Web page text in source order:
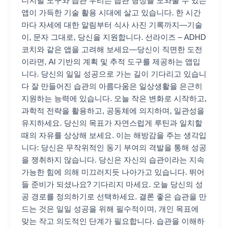
앱이 가득한 기술 활용 시대에 살고 있습니다. 한 시간
마다 자세에 대한 알림부터 식사 사진 기록까지—기술
이, 문자 그대로, 당신을 지원합니다. 선라이즈 – ADHD
코치와 같은 앱을 고려해 보세요—당신이 직면한 도전
이라면, AI 기반의 계획 및 추적 도구를 제공하는 앱입
니다. 당신의 일일 성공으로 가는 길이 기다리고 있습니
다 잘 만들어진 습관의 아름다움은 일상생활을 은근히
지원하는 능력에 있습니다. 오늘 작은 변화로 시작하고,
과학적 전략을 활용하고, 공동체에 의지하며, 일관성을
유지하세요. 당신의 목표가 자연스럽게 루틴과 일치할
때의 자유를 상상해 보세요. 이는 해방감을 주는 생각입
니다: 당신은 무작위적인 동기 부여의 격발을 통해 성공
을 쟁취하지 않습니다. 당신은 자신의 습관이라는 지속
가능한 힘에 의해 미끄러지듯 나아가고 있습니다. 뛰어
들 준비가 되셨나요? 기다리지 마세요. 오늘 당신의 성
공 경로를 정의하기로 선택하세요. 결론 좋은 습관을 만
드는 것은 일일 성공을 위해 필수적이며, 개인 목표에
맞는 작고 의도적인 단계가 필요합니다. 습관을 이해하